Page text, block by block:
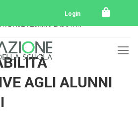
Login
AGLI ALUNNI IPERDOTATI
AGLI ALUNNI